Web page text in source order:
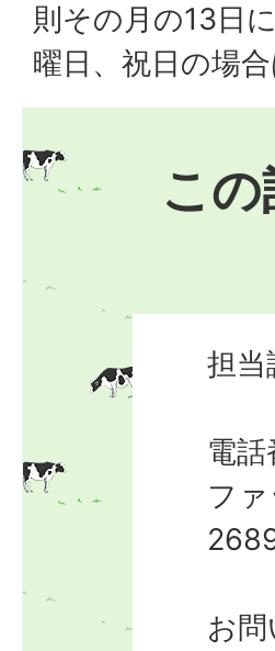
則その月の13日
曜日、祝日の場
こ
担当
電
フ
お